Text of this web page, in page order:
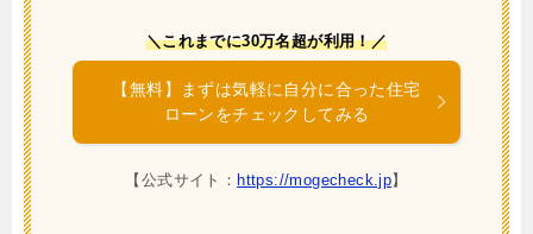
＼これまでに30万名超が利用！／
【無料】まずは気軽に自分に合った住宅
ローンをチェックしてみる
【公式サイト： https://mogecheck.jp】